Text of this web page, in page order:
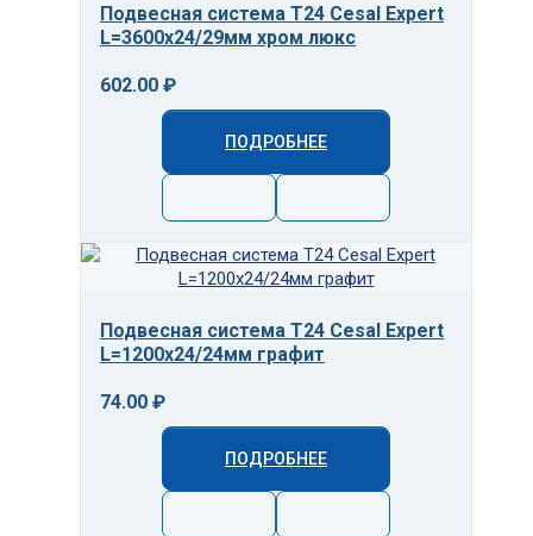
Подвесная система T24 Cesal Expert
L=3600х24/29мм хром люкс
602.00 ₽
ПОДРОБНЕЕ
Подвесная система T24 Cesal Expert
L=1200х24/24мм графит
74.00 ₽
ПОДРОБНЕЕ